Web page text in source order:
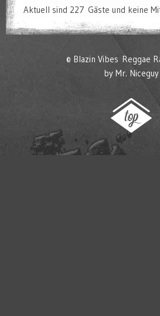
Aktuell sind 227 Gäste und keine
© Blazin Vibes Reggae
by Mr. Niceguy